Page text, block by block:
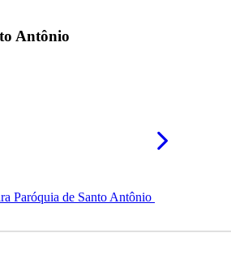
Antônio
Paróquia de Santo Antônio